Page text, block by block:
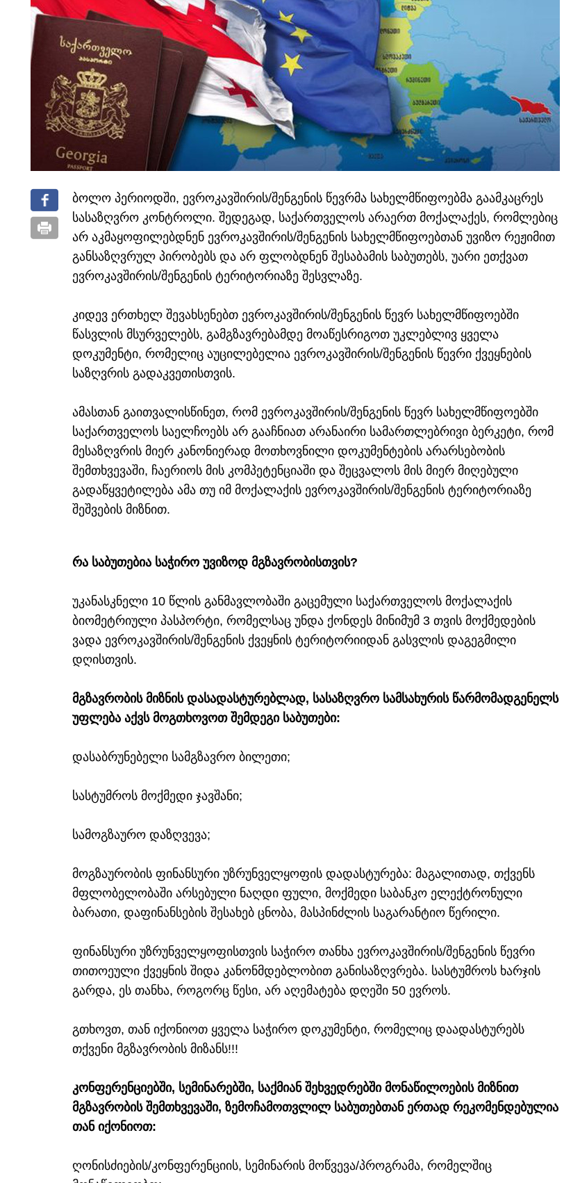
ბოლო პერიოდში, ევროკავშირის/შენგენის წევრმა სახელმწიფოებმა გაამკაცრეს
სასაზღვრო კონტროლი. შედეგად, საქართველოს არაერთ მოქალაქეს, რომლებიც
არ აკმაყოფილებდნენ ევროკავშირის/შენგენის სახელმწიფოებთან უვიზო რეჟიმით
განსაზღვრულ პირობებს და არ ფლობდნენ შესაბამის საბუთებს, უარი ეთქვათ
ევროკავშირის/შენგენის ტერიტორიაზე შესვლაზე.
კიდევ ერთხელ შევახსენებთ ევროკავშირის/შენგენის წევრ სახელმწიფოებში
წასვლის მსურველებს, გამგზავრებამდე მოაწესრიგოთ უკლებლივ ყველა
დოკუმენტი, რომელიც აუცილებელია ევროკავშირის/შენგენის წევრი ქვეყნების
საზღვრის გადაკვეთისთვის.
ამასთან გაითვალისწინეთ, რომ ევროკავშირის/შენგენის წევრ სახელმწიფოებში
საქართველოს საელჩოებს არ გააჩნიათ არანაირი სამართლებრივი ბერკეტი, რომ
მესაზღვრის მიერ კანონიერად მოთხოვნილი დოკუმენტების არარსებობის
შემთხვევაში, ჩაერიოს მის კომპეტენციაში და შეცვალოს მის მიერ მიღებული
გადაწყვეტილება ამა თუ იმ მოქალაქის ევროკავშირის/შენგენის ტერიტორიაზე
შეშვების მიზნით.
რა საბუთებია საჭირო უვიზოდ მგზავრობისთვის?
უკანასკნელი 10 წლის განმავლობაში გაცემული საქართველოს მოქალაქის
ბიომეტრიული პასპორტი, რომელსაც უნდა ქონდეს მინიმუმ 3 თვის მოქმედების
ვადა ევროკავშირის/შენგენის ქვეყნის ტერიტორიიდან გასვლის დაგეგმილი
დღისთვის.
მგზავრობის მიზნის დასადასტურებლად, სასაზღვრო სამსახურის წარმომადგენელს
უფლება აქვს მოგთხოვოთ შემდეგი საბუთები:
დასაბრუნებელი სამგზავრო ბილეთი;
სასტუმროს მოქმედი ჯავშანი;
სამოგზაურო დაზღვევა;
მოგზაურობის ფინანსური უზრუნველყოფის დადასტურება: მაგალითად, თქვენს
მფლობელობაში არსებული ნაღდი ფული, მოქმედი საბანკო ელექტრონული
ბარათი, დაფინანსების შესახებ ცნობა, მასპინძლის საგარანტიო წერილი.
ფინანსური უზრუნველყოფისთვის საჭირო თანხა ევროკავშირის/შენგენის წევრი
თითოეული ქვეყნის შიდა კანონმდებლობით განისაზღვრება. სასტუმროს ხარჯის
გარდა, ეს თანხა, როგორც წესი, არ აღემატება დღეში 50 ევროს.
გთხოვთ, თან იქონიოთ ყველა საჭირო დოკუმენტი, რომელიც დაადასტურებს
თქვენი მგზავრობის მიზანს!!!
კონფერენციებში, სემინარებში, საქმიან შეხვედრებში მონაწილოების მიზნით
მგზავრობის შემთხვევაში, ზემოჩამოთვლილ საბუთებთან ერთად რეკომენდებულია
თან იქონიოთ:
ღონისძიების/კონფერენციის, სემინარის მოწვევა/პროგრამა, რომელშიც